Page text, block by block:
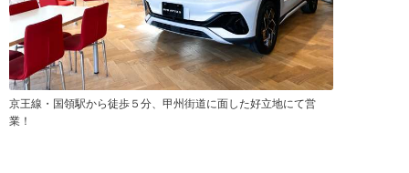
京王線・国領駅から徒歩５分、甲州街道に面した好立地にて営
業！